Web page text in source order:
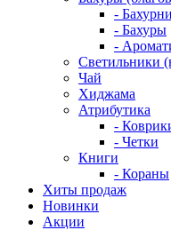
-
- Бахуры
-
Светильники
Чай
Хиджама
Атрибутика
-
- Четки
Книги
- Кораны
Хиты продаж
Новинки
Акции